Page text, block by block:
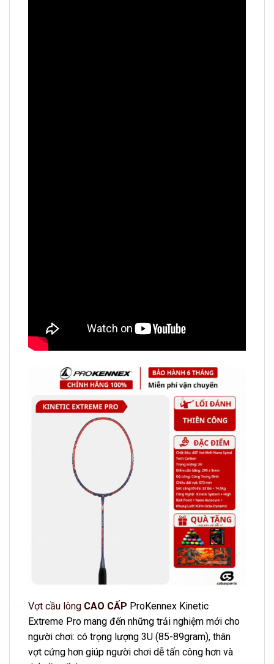
Vợt cầu lông CAO CẤP ProKennex Kinetic
Extreme Pro mang đến những trải nghiệm mới cho
người chơi: có trọng lượng 3U (85-89gram), thân
vợt cứng hơn giúp người chơi dễ tấn công hơn và